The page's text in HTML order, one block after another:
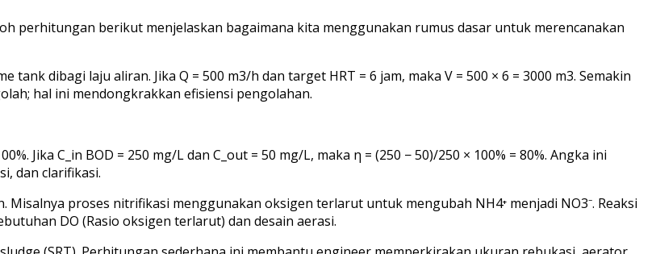
perhitungan berikut menjelaskan bagaimana kita menggunakan rumus dasar untuk merencanakan
tank dibagi laju aliran. Jika Q = 500 m3/h dan target HRT = 6 jam, maka V = 500 × 6 = 3000 m3. Semakin
hal ini mendongkrakkan efisiensi pengolahan.
Jika C_in BOD = 250 mg/L dan C_out = 50 mg/L, maka η = (250 − 50)/250 × 100% = 80%. Angka ini
dan clarifikasi.
proses nitrifikasi menggunakan oksigen terlarut untuk mengubah NH4⁺ menjadi NO3⁻. Reaksi
DO (Rasio oksigen terlarut) dan desain aerasi.